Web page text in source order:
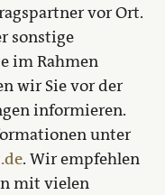
vor Ort.
sonstige
im Rahmen
wir Sie vor der
informieren.
unter
. Wir empfehlen
mit vielen